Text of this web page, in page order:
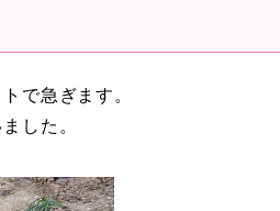
で急ぎます。
した。